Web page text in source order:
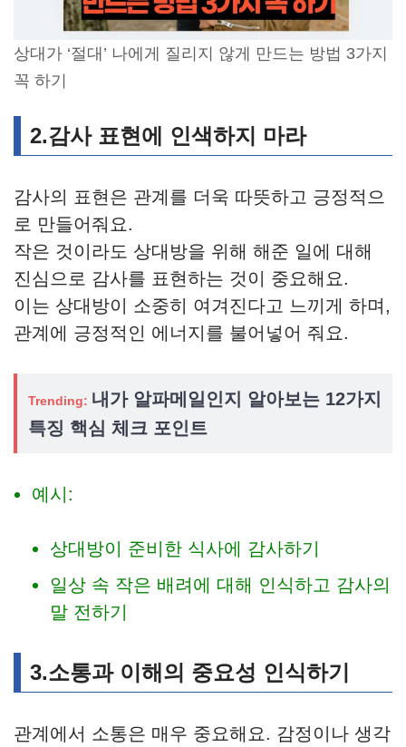
상대가 ‘절대’ 나에게 질리지 않게 만드는 방법 3가지
꼭 하기
2.감사 표현에 인색하지 마라
감사의 표현은 관계를 더욱 따뜻하고 긍정적으
로 만들어줘요.
작은 것이라도 상대방을 위해 해준 일에 대해
진심으로 감사를 표현하는 것이 중요해요.
이는 상대방이 소중히 여겨진다고 느끼게 하며,
관계에 긍정적인 에너지를 불어넣어 줘요.
Trending: 내가 알파메일인지 알아보는 12가지
특징 핵심 체크 포인트
예시:
상대방이 준비한 식사에 감사하기
일상 속 작은 배려에 대해 인식하고 감사의
말 전하기
3.소통과 이해의 중요성 인식하기
관계에서 소통은 매우 중요해요. 감정이나 생각